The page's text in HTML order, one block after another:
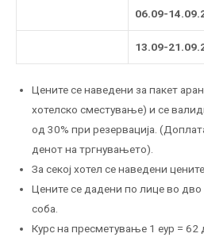
06.09-
13.09-
Цените се наведени за пакет
хотелско сместување) и се
од 30% при резервација.
денот на тргнувањето).
За секој хотел се наведени
Цените се дадени по лице во дво
соба.
Курс на пресметување 1 еур = 62